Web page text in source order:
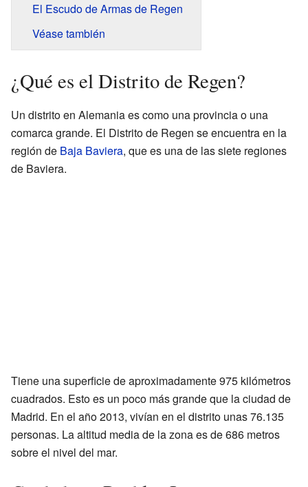
El Escudo de Armas de Regen
Véase también
¿Qué es el Distrito de Regen?
Un distrito en Alemania es como una provincia o una
comarca grande. El Distrito de Regen se encuentra en la
región de Baja Baviera, que es una de las siete regiones
de Baviera.
Tiene una superficie de aproximadamente 975 kilómetros
cuadrados. Esto es un poco más grande que la ciudad de
Madrid. En el año 2013, vivían en el distrito unas 76.135
personas. La altitud media de la zona es de 686 metros
sobre el nivel del mar.